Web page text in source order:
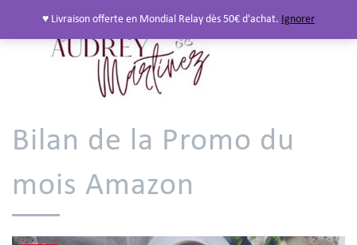
Bilan de la Promo du
mois Amazon
♥ Livraison offerte en Mondial Relay dès 50€ d'achat. Ignorer